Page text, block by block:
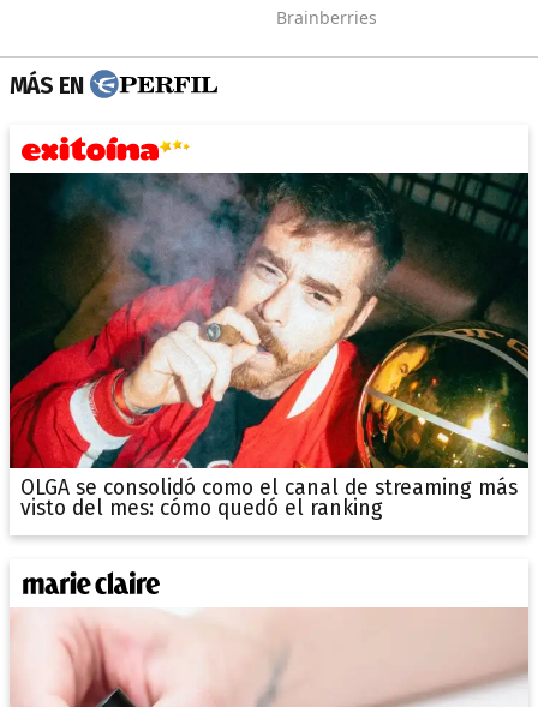
MÁS EN
OLGA se consolidó como el canal de streaming más
visto del mes: cómo quedó el ranking